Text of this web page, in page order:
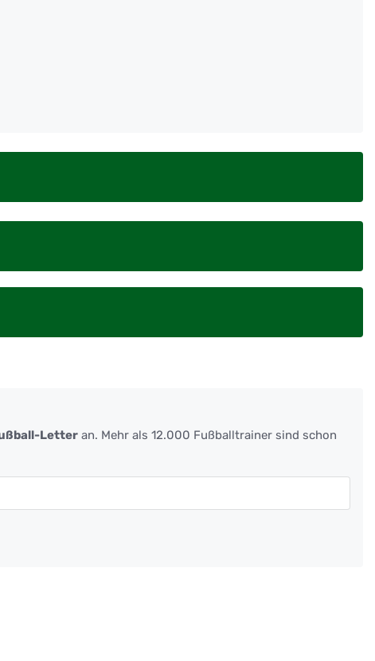
Letter an. Mehr als 12.000 Fußballtrainer sind schon